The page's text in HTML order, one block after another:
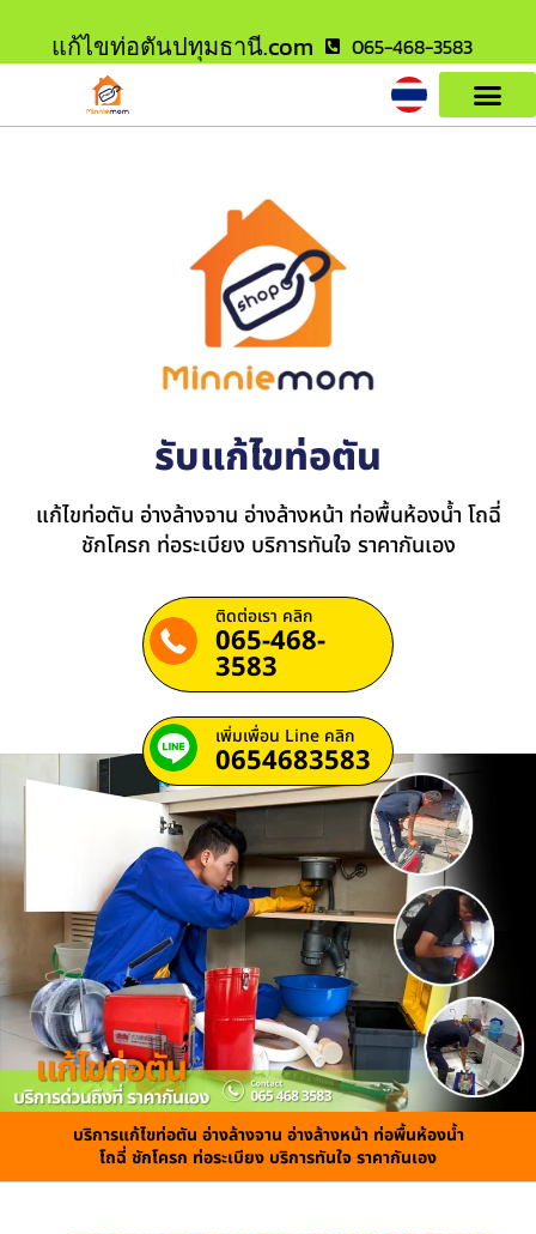
แก้ไขท่อตันปทุมธานี.com 065-468-3583
รับแก้ไขท่อตัน
แก้ไขท่อตัน อ่างล้างจาน อ่างล้างหน้า ท่อพื้นห้องน้ำ โถฉี่
ชักโครก ท่อระเบียง บริการทันใจ ราคากันเอง
ติดต่อเรา คลิก
065-468-
3583
เพิ่มเพื่อน Line คลิก
0654683583
บริการแก้ไขท่อตัน อ่างล้างจาน อ่างล้างหน้า ท่อพื้นห้องน้ำ
โถฉี่ ชักโครก ท่อระเบียง บริการทันใจ ราคากันเอง